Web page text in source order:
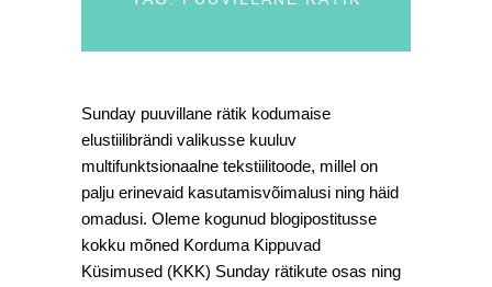
Sunday puuvillane rätik kodumaise
elustiilibrändi valikusse kuuluv
multifunktsionaalne tekstiilitoode, millel on
palju erinevaid kasutamisvõimalusi ning häid
omadusi. Oleme kogunud blogipostitusse
kokku mõned Korduma Kippuvad
Küsimused (KKK) Sunday rätikute osas ning